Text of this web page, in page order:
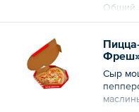
Общий
Сыр